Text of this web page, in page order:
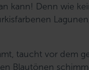
kann! Denn wie
taucht vor dem
Blautönen